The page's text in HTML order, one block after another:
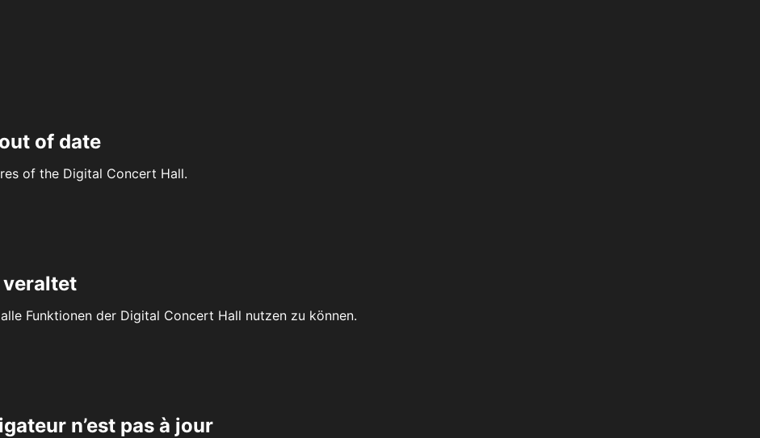
of date
of the Digital Concert Hall.
veraltet
Funktionen der Digital Concert Hall nutzen zu können.
n’est pas à jour